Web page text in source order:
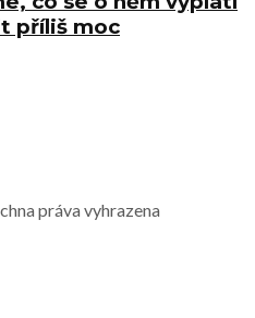
příliš moc
práva vyhrazena